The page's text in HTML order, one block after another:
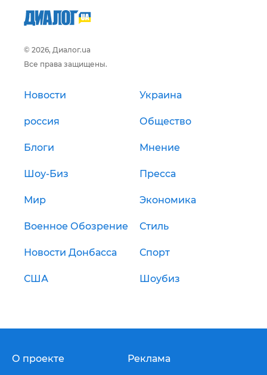
© 2026, Диалог.ua
Все права защищены.
Новости Украина
россия Общество
Блоги Мнение
Шоу-Биз Пресса
Мир Экономика
Военное Обозрение Стиль
Новости Донбасса Спорт
США Шоубиз
О проекте Реклама